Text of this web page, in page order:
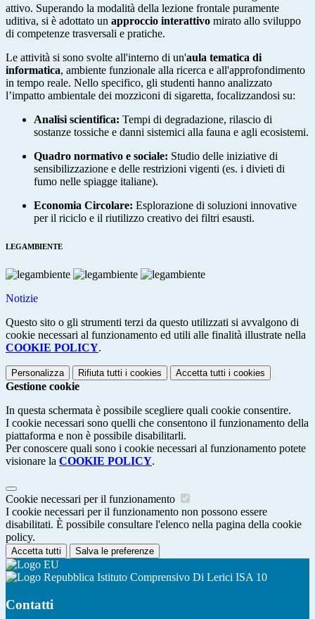
attivo. Superando la modalità della lezione frontale puramente
uditiva, si è adottato un approccio interattivo mirato allo sviluppo
di competenze trasversali e pratiche.
Le attività si sono svolte all'interno di un'aula tematica di
informatica, ambiente funzionale alla ricerca e all'approfondimento
in tempo reale. Nello specifico, gli studenti hanno analizzato
l’impatto ambientale dei mozziconi di sigaretta, focalizzandosi su:
Analisi scientifica: Tempi di degradazione, rilascio di
sostanze tossiche e danni sistemici alla fauna e agli ecosistemi.
Quadro normativo e sociale: Studio delle iniziative di
sensibilizzazione e delle restrizioni vigenti (es. i divieti di
fumo nelle spiagge italiane).
Economia Circolare: Esplorazione di soluzioni innovative
per il riciclo e il riutilizzo creativo dei filtri esausti.
LEGAMBIENTE
Notizie
Questo sito o gli strumenti terzi da questo utilizzati si avvalgono di
cookie necessari al funzionamento ed utili alle finalità illustrate nella
COOKIE POLICY.
Personalizza Rifiuta tutti i cookies Accetta tutti i cookies
Gestione cookie
In questa schermata è possibile scegliere quali cookie consentire.
I cookie necessari sono quelli che consentono il funzionamento della
piattaforma e non è possibile disabilitarli.
Per conoscere quali sono i cookie necessari al funzionamento potete
visionare la COOKIE POLICY.
Cookie necessari per il funzionamento
I cookie necessari per il funzionamento non possono essere
disabilitati. È possibile consultare l'elenco nella pagina della cookie
policy.
Accetta tutti Salva le preferenze
Istituto Comprensivo Di Lerici ISA 10
Contatti